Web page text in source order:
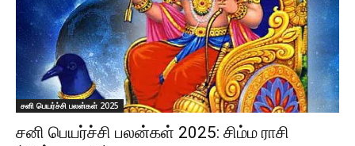
சனி பெயர்ச்சி பலன்கள் 2025
சனி பெயர்ச்சி பலன்கள் 2025: சிம்ம ராசி